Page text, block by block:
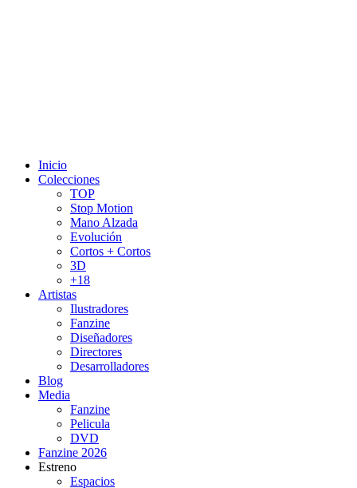
Inicio
Colecciones
TOP
Stop Motion
Mano Alzada
Evolución
Cortos + Cortos
3D
+18
Artistas
Ilustradores
Fanzine
Diseñadores
Directores
Desarrolladores
Blog
Media
Fanzine
Pelicula
DVD
Fanzine 2026
Estreno
Espacios